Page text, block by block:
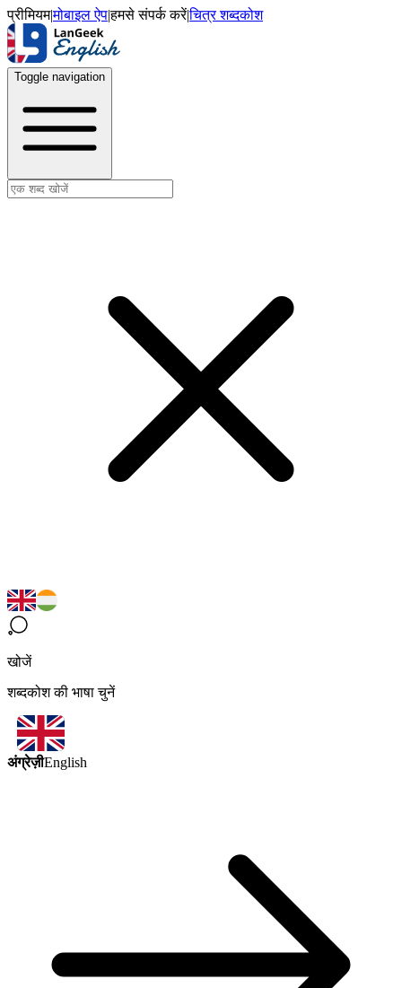
प्रीमियम|मोबाइल ऐप|हमसे संपर्क करें|चित्र शब्दकोश
Toggle navigation
खोजें
शब्दकोश की भाषा चुनें
अंग्रेज़ीEnglish